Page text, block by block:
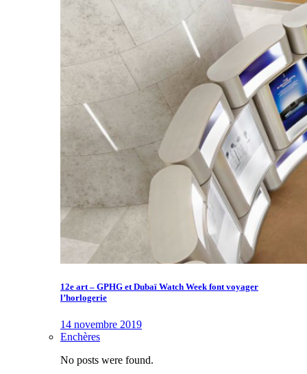
12e art – GPHG et Dubaï Watch Week font voyager
l’horlogerie
14 novembre 2019
Enchères
No posts were found.